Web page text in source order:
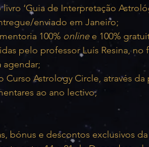
livro ‘Guia de Interpretação
enviado em Janeiro;
100% online e 100%
pelo professor Luís Resina, no
agendar;
Curso Astrology Circle, através
ao ano lectivo;
bónus e descontos exclusivos